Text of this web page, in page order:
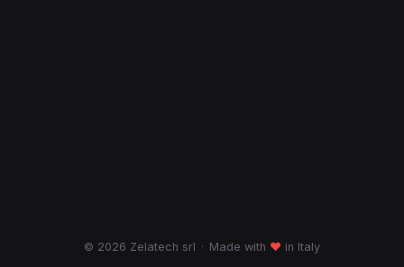
© 2026 Zelatech srl · Made with ♥ in Italy